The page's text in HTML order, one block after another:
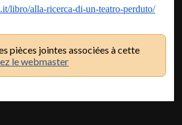
libro/alla-ricerca-di-un-teatro-perduto/
pièces jointes associées à cette
le webmaster